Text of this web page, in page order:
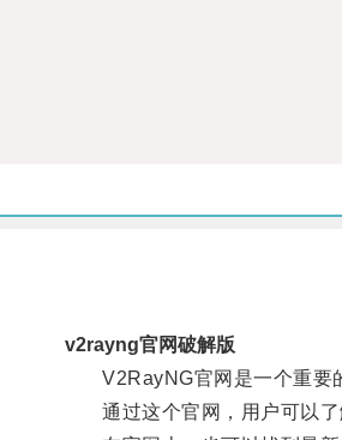
v2rayng官网破解版
V2RayNG官网是一个重要的
通过这个官网，用户可以了